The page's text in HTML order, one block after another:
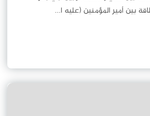
بين أمير المؤمنين (عليه ا...